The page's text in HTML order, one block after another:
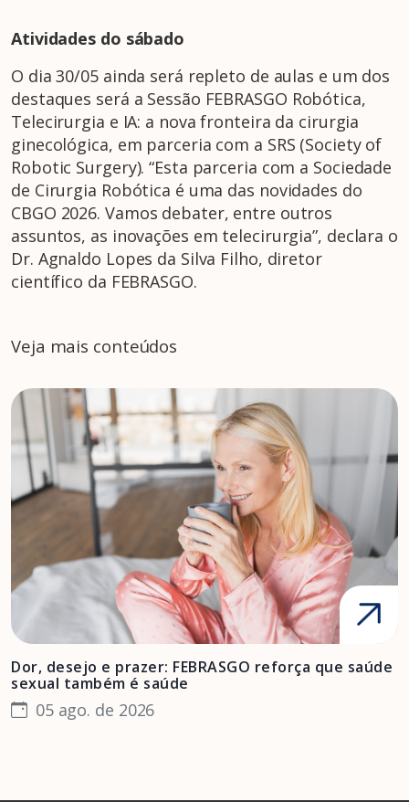
Atividades do sábado
O dia 30/05 ainda será repleto de aulas e um dos
destaques será a Sessão FEBRASGO Robótica,
Telecirurgia e IA: a nova fronteira da cirurgia
ginecológica, em parceria com a SRS (Society of
Robotic Surgery). “Esta parceria com a Sociedade
de Cirurgia Robótica é uma das novidades do
CBGO 2026. Vamos debater, entre outros
assuntos, as inovações em telecirurgia”, declara o
Dr. Agnaldo Lopes da Silva Filho, diretor
científico da FEBRASGO.
Veja mais conteúdos
Dor, desejo e prazer: FEBRASGO reforça que saúde
sexual também é saúde
05 ago. de 2026